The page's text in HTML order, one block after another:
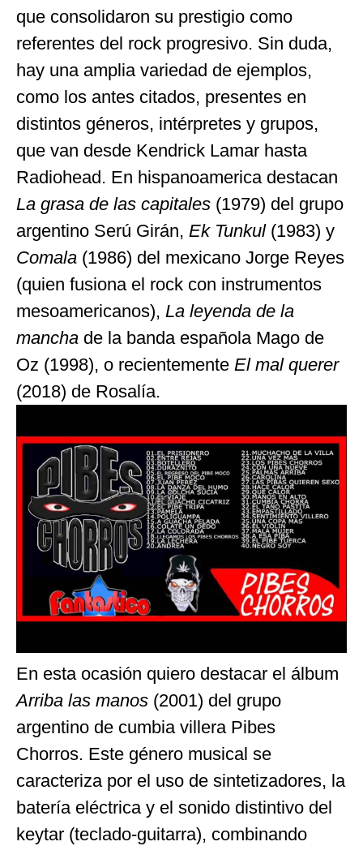
que consolidaron su prestigio como
referentes del rock progresivo. Sin duda,
hay una amplia variedad de ejemplos,
como los antes citados, presentes en
distintos géneros, intérpretes y grupos,
que van desde Kendrick Lamar hasta
Radiohead. En hispanoamerica destacan
La grasa de las capitales (1979) del grupo
argentino Serú Girán, Ek Tunkul(1983) y
Comala (1986) del mexicano Jorge Reyes
(quien fusiona el rock con instrumentos
mesoamericanos), La leyenda de la
mancha de la banda española Mago de
Oz (1998), o recientemente El mal querer
(2018) de Rosalía.
En esta ocasión quiero destacar el álbum
Arriba las manos (2001) del grupo
argentino de cumbia villera Pibes
Chorros. Este género musical se
caracteriza por el uso de sintetizadores, la
batería eléctrica y el sonido distintivo del
keytar (teclado-guitarra), combinando